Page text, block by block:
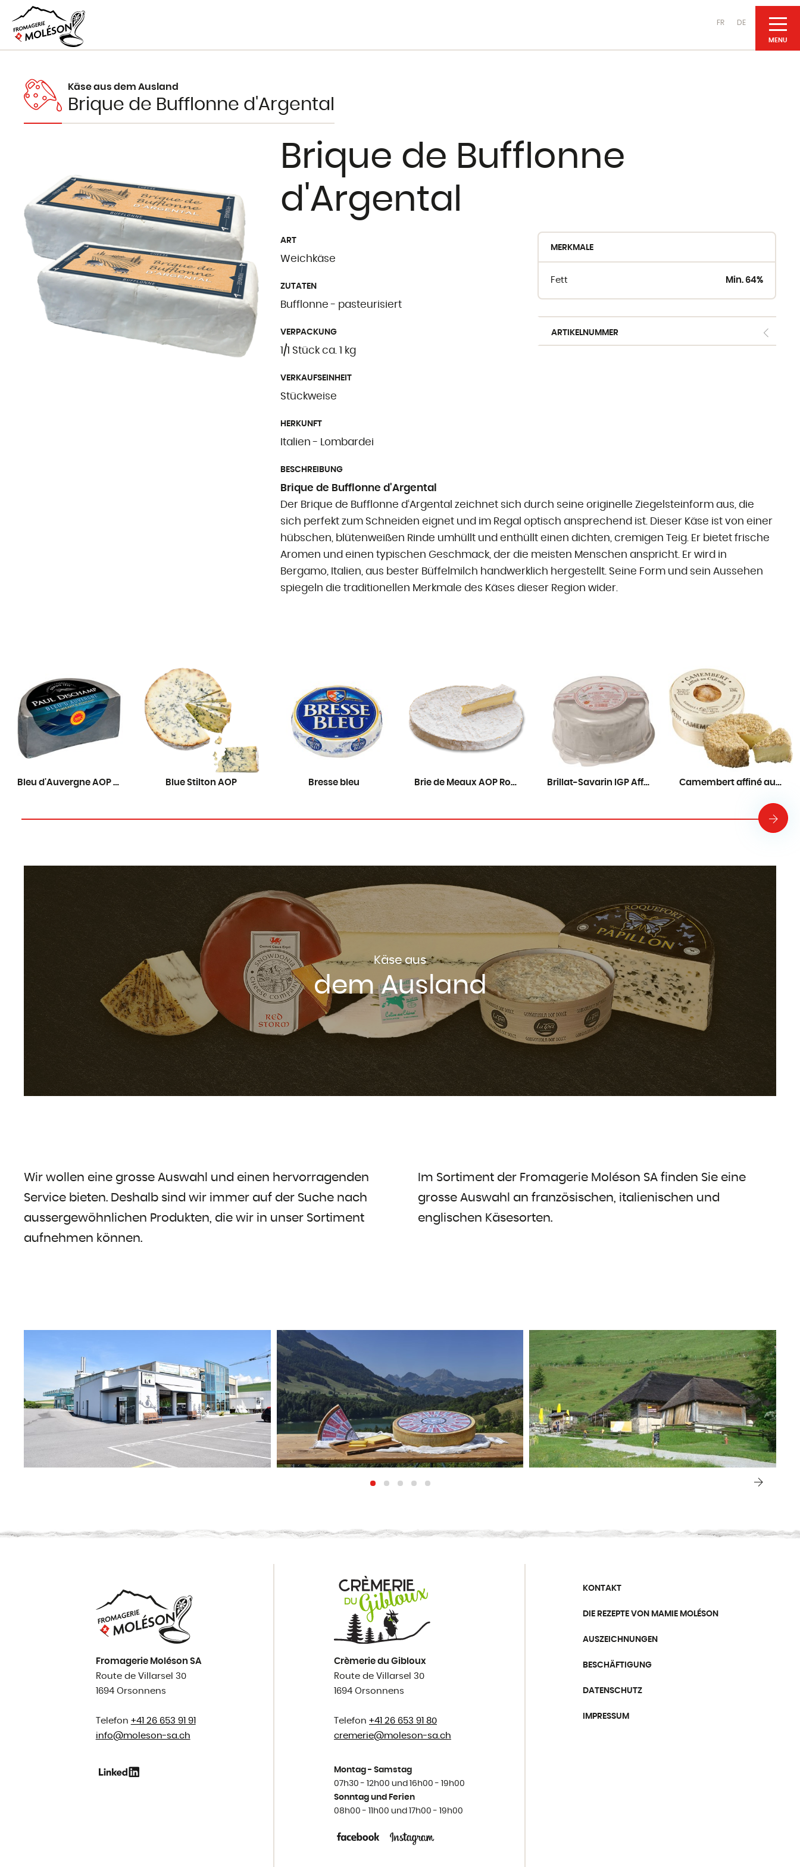
FR DE
Käsesorten
aus Schafsmilch
Käse aus dem Ausland
Brique de Bufflonne d'Argental
Brique de Bufflonne
d'Argental
ART
Weichkäse
ZUTATEN
Bufflonne - pasteurisiert
VERPACKUNG
1/1 Stück ca. 1 kg
VERKAUFSEINHEIT
Stückweise
HERKUNFT
Italien - Lombardei
MERKMALE
Fett Min. 64%
ARTIKELNUMMER
BESCHREIBUNG
Brique de Bufflonne d'Argental
Der Brique de Bufflonne d‘Argental zeichnet sich durch seine originelle Ziegelsteinform aus, die
sich perfekt zum Schneiden eignet und im Regal optisch ansprechend ist. Dieser Käse ist von einer
hübschen, blütenweißen Rinde umhüllt und enthüllt einen dichten, cremigen Teig. Er bietet frische
Aromen und einen typischen Geschmack, der die meisten Menschen anspricht. Er wird in
Bergamo, Italien, aus bester Büffelmilch handwerklich hergestellt. Seine Form und sein Aussehen
spiegeln die traditionellen Merkmale des Käses dieser Region wider.
Bleu d'Auvergne AOP Dischamp Blue Stilton AOP Bresse bleu Brie de Meaux AOP Rouzaire Brillat-Savarin IGP Affiné Camembert affiné au Calvados
Käse aus
dem Ausland
Wir wollen eine grosse Auswahl und einen hervorragenden
Service bieten. Deshalb sind wir immer auf der Suche nach
aussergewöhnlichen Produkten, die wir in unser Sortiment
aufnehmen können.
Im Sortiment der Fromagerie Moléson SA finden Sie eine
grosse Auswahl an französischen, italienischen und
englischen Käsesorten.
Fromagerie Moléson SA
Route de Villarsel 30
1694 Orsonnens
Telefon +41 26 653 91 91
info@moleson-sa.ch
Crèmerie du Gibloux
Route de Villarsel 30
1694 Orsonnens
Telefon +41 26 653 91 80
cremerie@moleson-sa.ch
Montag - Samstag
07h30 - 12h00 und 16h00 - 19h00
Sonntag und Ferien
08h00 - 11h00 und 17h00 - 19h00
KONTAKT
DIE REZEPTE VON MAMIE MOLÉSON
AUSZEICHNUNGEN
BESCHÄFTIGUNG
DATENSCHUTZ
IMPRESSUM